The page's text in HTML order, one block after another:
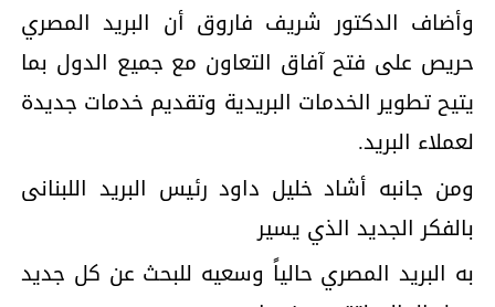
وأضاف الدكتور شريف فاروق أن البريد المصري
حريص على فتح آفاق التعاون مع جميع الدول بما
يتيح تطوير الخدمات البريدية وتقديم خدمات جديدة
لعملاء البريد.
ومن جانبه أشاد خليل داود رئيس البريد اللبنانى
بالفكر الجديد الذي يسير
به البريد المصري حالياً وسعيه للبحث عن كل جديد